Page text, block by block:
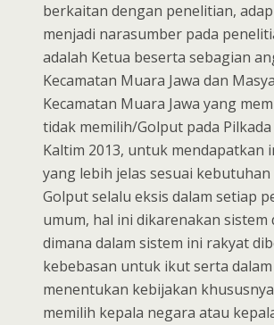
berkaitan dengan penelitian,
menjadi narasumber pada
adalah Ketua beserta sebagian
Kecamatan Muara Jawa dan
Kecamatan Muara Jawa yang
tidak memilih/Golput pada
Kaltim 2013, untuk mendapatkan
yang lebih jelas sesuai kebutuhan
Golput selalu eksis dalam setiap
umum, hal ini dikarenakan sistem
dimana dalam sistem ini rakyat
kebebasan untuk ikut serta dalam
menentukan kebijakan
memilih kepala negara atau